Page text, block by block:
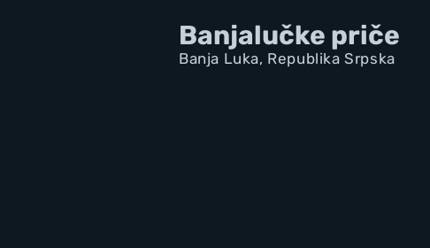
Banjalučke priče
Banja Luka, Republika Srpska